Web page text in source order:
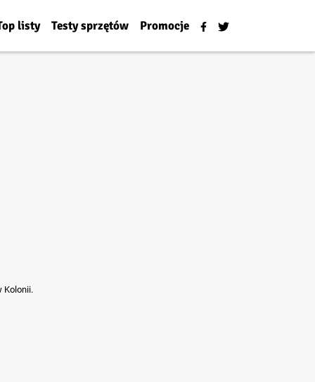
listy Testy sprzętów Promocje
Kolonii.